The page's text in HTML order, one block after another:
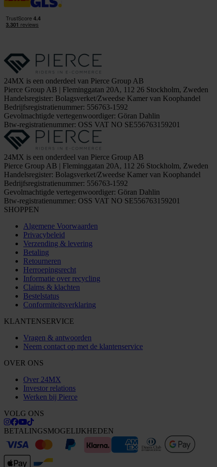
24MX is een onderdeel van Pierce Group AB
Pierce Group AB | Fleminggatan 20A, 112 26 Stockholm, Zweden
Handelsregister: Bolagsverket/Zweedse Kamer van Koophandel
Bedrijfsregistratienummer: 556763-1592
Gevolmachtigde vertegenwoordiger: Göran Dahlin
Btw-registratienummer: OSS VAT NO SE556763159201
24MX is een onderdeel van Pierce Group AB
Pierce Group AB | Fleminggatan 20A, 112 26 Stockholm, Zweden
Handelsregister: Bolagsverket/Zweedse Kamer van Koophandel
Bedrijfsregistratienummer: 556763-1592
Gevolmachtigde vertegenwoordiger: Göran Dahlin
Btw-registratienummer: OSS VAT NO SE556763159201
SHOPPEN
Algemene Voorwaarden
Privacybeleid
Verzending & levering
Betaling
Retourneren
Herroepingsrecht
Informatie over recycling
Claims & klachten
Bestelstatus
Conformiteitsverklaring
KLANTENSERVICE
Vragen & antwoorden
Neem contact op met de klantenservice
OVER ONS
Over 24MX
Investor relations
Werken bij Pierce
VOLG ONS
BETALINGSMOGELIJKHEDEN